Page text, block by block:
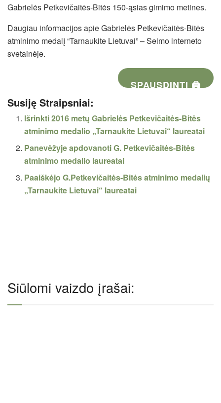
Gabrielės Petkevičaitės-Bitės 150-ąsias gimimo metines.
Daugiau informacijos apie Gabrielės Petkevičaitės-Bitės
atminimo medalį “Tarnaukite Lietuvai” – Seimo interneto
svetainėje.
SPAUSDINTI 🖨
Susiję Straipsniai:
Išrinkti 2016 metų Gabrielės Petkevičaitės-Bitės
atminimo medalio „Tarnaukite Lietuvai“ laureatai
Panevėžyje apdovanoti G. Petkevičaitės-Bitės
atminimo medalio laureatai
Paaiškėjo G.Petkevičaitės-Bitės atminimo medalių
„Tarnaukite Lietuvai“ laureatai
Siūlomi vaizdo įrašai: